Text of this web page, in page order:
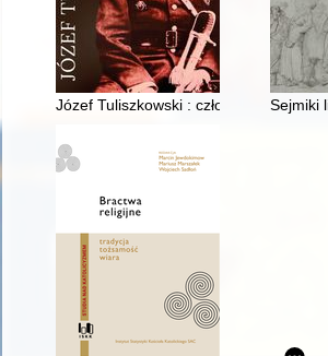
Józef Tuliszkowski : człowiek, dzieło i
Sejmiki